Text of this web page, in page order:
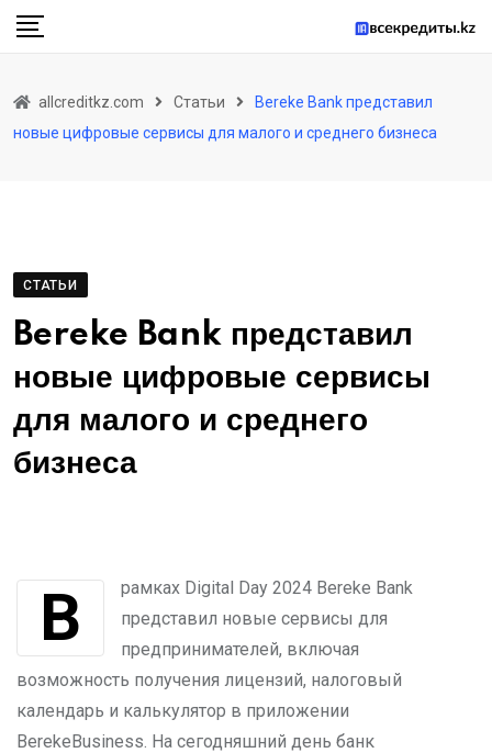
Skip
allcreditkz.com Статьи
Bereke Bank представил
новые цифровые сервисы для малого и среднего бизнеса
СТАТЬИ
Bereke Bank представил
новые цифровые сервисы
для малого и среднего
бизнеса
В рамках Digital Day 2024 Bereke Bank
представил новые сервисы для
предпринимателей, включая
возможность получения лицензий, налоговый
календарь и калькулятор в приложении
BerekeBusiness. На сегодняшний день банк